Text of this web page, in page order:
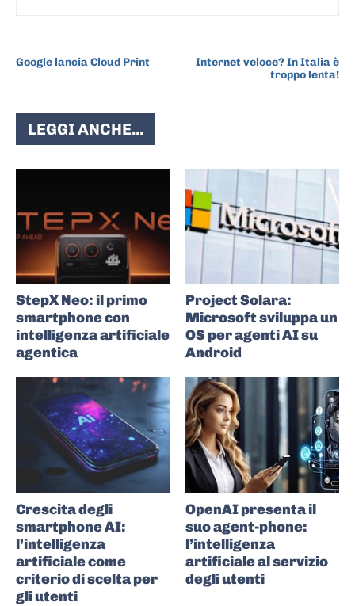
Google lancia Cloud Print
Internet veloce? In Italia è
troppo lenta!
LEGGI ANCHE...
StepX Neo: il primo
smartphone con
intelligenza artificiale
agentica
Project Solara:
Microsoft sviluppa un
OS per agenti AI su
Android
Crescita degli
smartphone AI:
l’intelligenza
artificiale come
criterio di scelta per
gli utenti
OpenAI presenta il
suo agent-phone:
l’intelligenza
artificiale al servizio
degli utenti